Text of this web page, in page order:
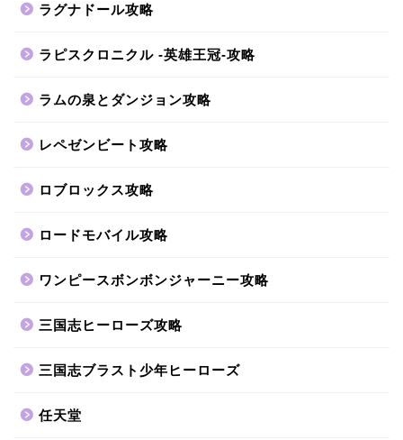
ラグナドール攻略
ラピスクロニクル -英雄王冠-攻略
ラムの泉とダンジョン攻略
レペゼンビート攻略
ロブロックス攻略
ロードモバイル攻略
ワンピースボンボンジャーニー攻略
三国志ヒーローズ攻略
三国志ブラスト少年ヒーローズ
任天堂